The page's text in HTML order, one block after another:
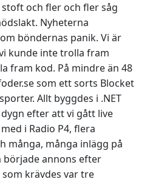
och fler och fler såg
Nyheterna
böndernas panik. Vi är
kunde inte trolla fram
fram kod. På mindre än 48
som ett sorts Blocket
Allt byggdes i .NET
efter att vi gått live
i Radio P4, flera
många, många inlägg på
började annons efter
krävdes var tre